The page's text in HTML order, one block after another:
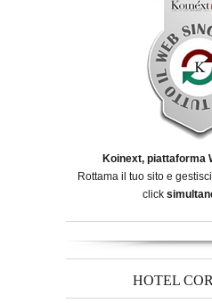
Koinext, piattaforma
Rottama il tuo sito e
click
HOTEL